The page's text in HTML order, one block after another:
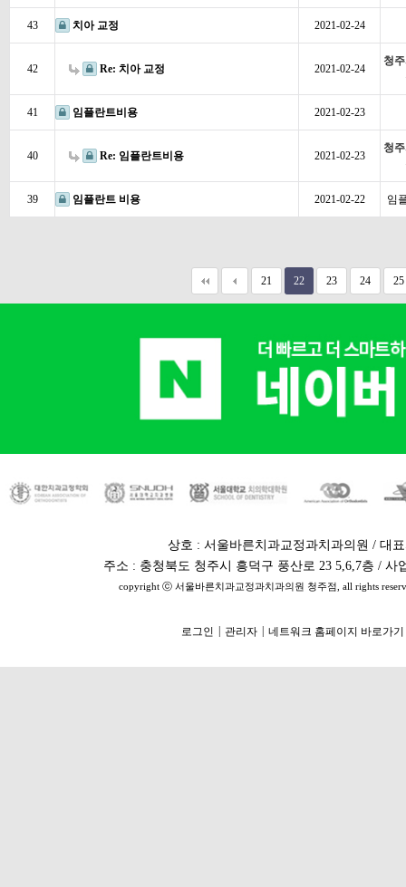
43 치아 교정 2021-02-24
42 Re: 치아 교정 2021-02-24
청
41 임플란트비용 2021-02-23
40 Re: 임플란트비용 2021-02-23
청
39 임플란트 비용 2021-02-22 임
21 22 23 24 25
상호 : 서울바른치과교정과치과의원 / 대
주소 : 충청북도 청주시 흥덕구 풍산로 23 5,6,7층 / 사
copyright ⓒ 서울바른치과교정과치과의원 청주점, all rights
로그인 관리자 네트워크 홈페이지 바로가기